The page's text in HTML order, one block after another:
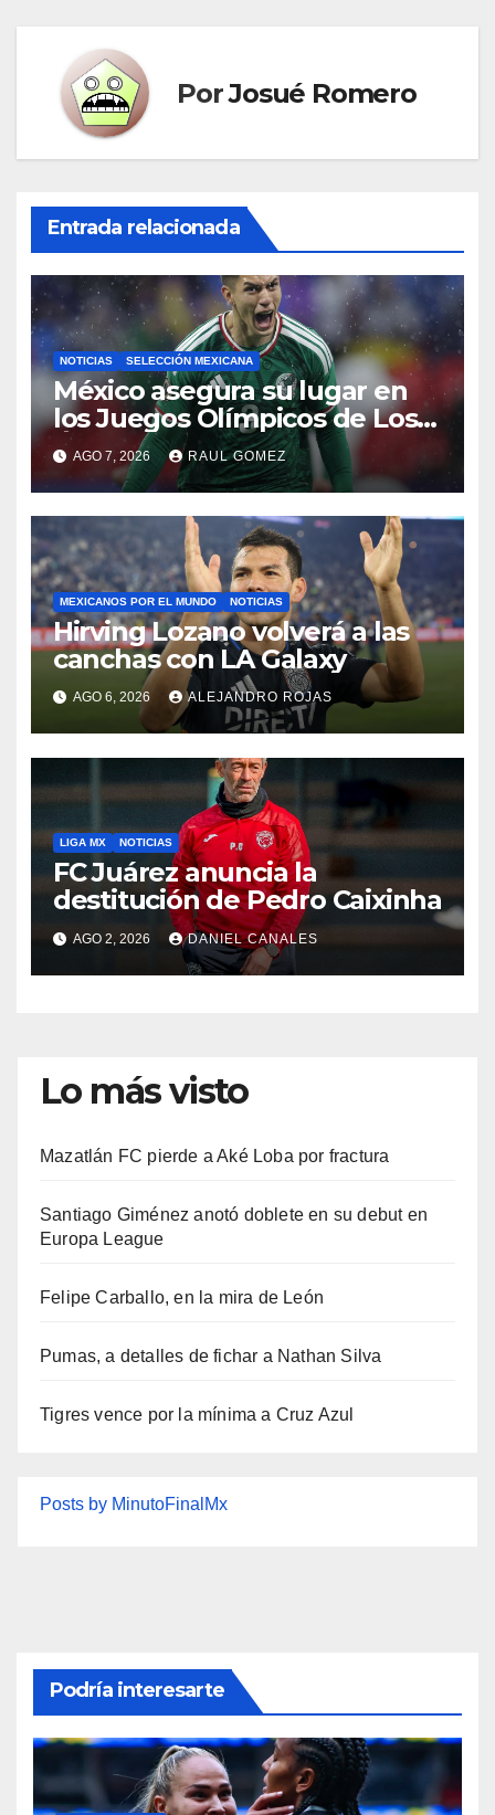
PorJosué Romero
Entrada relacionada
NOTICIAS SELECCIÓN MEXICANA
México asegura su lugar en
los Juegos Olímpicos de Los
Ángeles 2028
AGO 7, 2026 RAUL GOMEZ
MEXICANOS POR EL MUNDO NOTICIAS
Hirving Lozano volverá a las
canchas con LA Galaxy
AGO 6, 2026 ALEJANDRO ROJAS
LIGA MX NOTICIAS
FC Juárez anuncia la
destitución de Pedro Caixinha
AGO 2, 2026 DANIEL CANALES
Lo más visto
Mazatlán FC pierde a Aké Loba por fractura
Santiago Giménez anotó doblete en su debut en
Europa League
Felipe Carballo, en la mira de León
Pumas, a detalles de fichar a Nathan Silva
Tigres vence por la mínima a Cruz Azul
Posts by MinutoFinalMx
Podría interesarte